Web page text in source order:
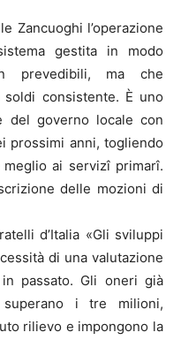
Zancuoghi l’operazione
gestita in modo
prevedibili, ma che
consistente. È uno
del governo locale con
prossimi anni, togliendo
ai servizî primarî.
delle mozioni di
d’Italia «Gli sviluppi
di una valutazione
passato. Gli oneri già
i tre milioni,
rilievo e impongono la